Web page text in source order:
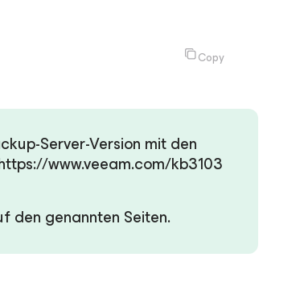
Copy
Server-Version mit den
www.veeam.com/kb3103
den genannten Seiten.